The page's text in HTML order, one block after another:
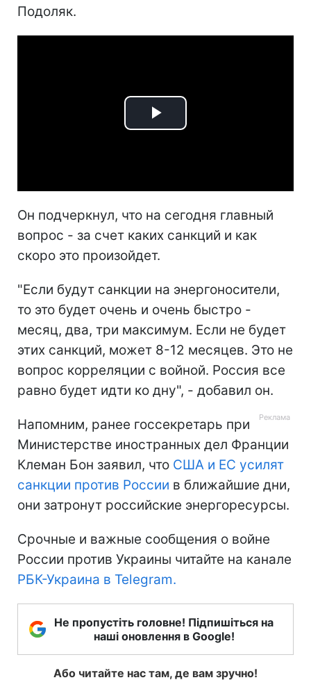
Подоляк.
Play
Он подчеркнул, что на сегодня главный
вопрос - за счет каких санкций и как
скоро это произойдет.
"Если будут санкции на энергоносители,
то это будет очень и очень быстро -
месяц, два, три максимум. Если не будет
этих санкций, может 8-12 месяцев. Это не
вопрос корреляции с войной. Россия все
равно будет идти ко дну", - добавил он.
Напомним, ранее госсекретарь при
Министерстве иностранных дел Франции
Клеман Бон заявил, что США и ЕС усилят
санкции против России в ближайшие дни,
они затронут российские энергоресурсы.
Срочные и важные сообщения о войне
России против Украины читайте на канале
РБК-Украина в Telegram.
Не пропустіть головне! Підпишіться на
наші оновлення в Google!
Або читайте нас там, де вам зручно!